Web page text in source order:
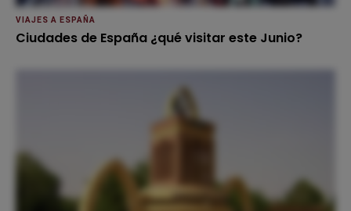
VIAJES A ESPAÑA
Ciudades de España ¿qué visitar este Junio?